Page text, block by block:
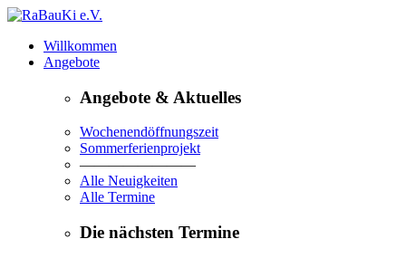
Willkommen
Angebote
Angebote & Aktuelles
Wochenendöffnungszeit
Sommerferienprojekt
————————
Alle Neuigkeiten
Alle Termine
Die nächsten Termine